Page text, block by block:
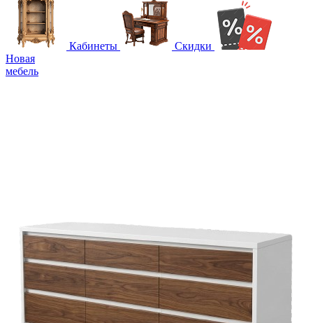
Кабинеты
Скидки
Новая
мебель